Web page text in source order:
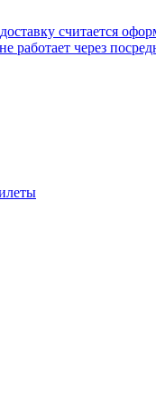
считается
работает через